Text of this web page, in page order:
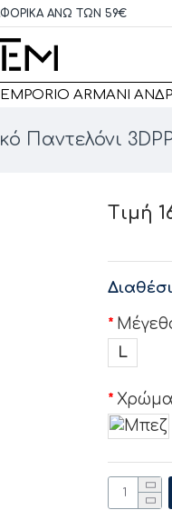
ΆΝΩ ΤΩΝ 59€
EMPORIO ARMANI
Παντελόνι
Τιμή
L
Χρώμα